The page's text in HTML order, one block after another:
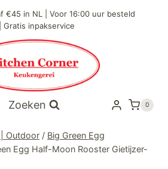
€45 in NL | Voor 16:00 uur besteld
inpakservice
Zoeken 0
| Outdoor / Big Green Egg
Egg Half-Moon Rooster Gietijzer-